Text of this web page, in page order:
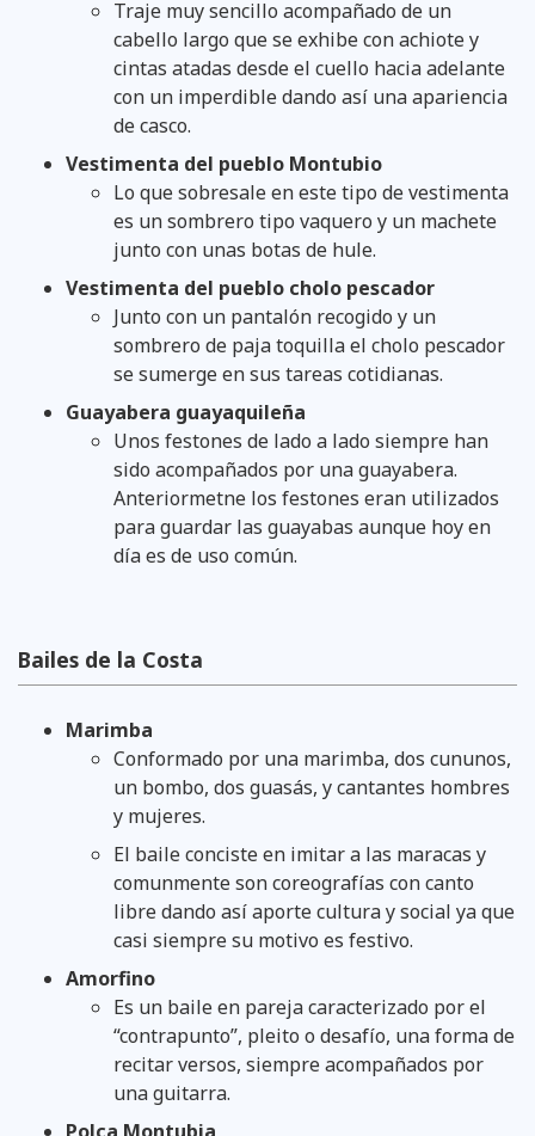
Traje muy sencillo acompañado de un
cabello largo que se exhibe con achiote y
cintas atadas desde el cuello hacia adelante
con un imperdible dando así una apariencia
de casco.
Vestimenta del pueblo Montubio
Lo que sobresale en este tipo de vestimenta
es un sombrero tipo vaquero y un machete
junto con unas botas de hule.
Vestimenta del pueblo cholo pescador
Junto con un pantalón recogido y un
sombrero de paja toquilla el cholo pescador
se sumerge en sus tareas cotidianas.
Guayabera guayaquileña
Unos festones de lado a lado siempre han
sido acompañados por una guayabera.
Anteriormetne los festones eran utilizados
para guardar las guayabas aunque hoy en
día es de uso común.
Bailes de la Costa
Marimba
Conformado por una marimba, dos cununos,
un bombo, dos guasás, y cantantes hombres
y mujeres.
El baile conciste en imitar a las maracas y
comunmente son coreografías con canto
libre dando así aporte cultura y social ya que
casi siempre su motivo es festivo.
Amorfino
Es un baile en pareja caracterizado por el
“contrapunto”, pleito o desafío, una forma de
recitar versos, siempre acompañados por
una guitarra.